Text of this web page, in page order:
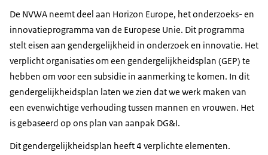
De NVWA neemt deel aan Horizon Europe, het onderzoeks- en
innovatieprogramma van de Europese Unie. Dit programma
stelt eisen aan gendergelijkheid in onderzoek en innovatie. Het
verplicht organisaties om een gendergelijkheidsplan (GEP) te
hebben om voor een subsidie in aanmerking te komen. In dit
gendergelijkheidsplan laten we zien dat we werk maken van
een evenwichtige verhouding tussen mannen en vrouwen. Het
is gebaseerd op ons plan van aanpak DG&I.
Dit gendergelijkheidsplan heeft 4 verplichte elementen.